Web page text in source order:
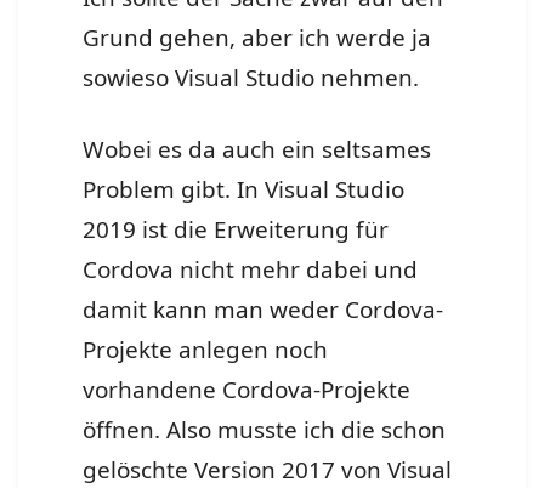
Grund gehen, aber ich werde ja
sowieso Visual Studio nehmen.
Wobei es da auch ein seltsames
Problem gibt. In Visual Studio
2019 ist die Erweiterung für
Cordova nicht mehr dabei und
damit kann man weder Cordova-
Projekte anlegen noch
vorhandene Cordova-Projekte
öffnen. Also musste ich die schon
gelöschte Version 2017 von Visual